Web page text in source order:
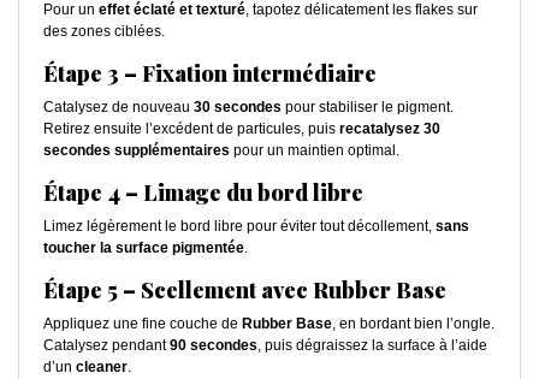
Pour un effet éclaté et texturé, tapotez délicatement les flakes sur
des zones ciblées.
Étape 3 – Fixation intermédiaire
Catalysez de nouveau 30 secondes pour stabiliser le pigment.
Retirez ensuite l’excédent de particules, puis recatalysez 30
secondes supplémentaires pour un maintien optimal.
Étape 4 – Limage du bord libre
Limez légèrement le bord libre pour éviter tout décollement, sans
toucher la surface pigmentée.
Étape 5 – Scellement avec Rubber Base
Appliquez une fine couche de Rubber Base, en bordant bien l’ongle.
Catalysez pendant90 secondes, puis dégraissez la surface à l’aide
d’un cleaner.